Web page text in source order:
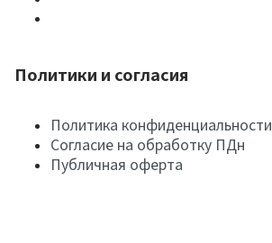
Политики и согласия
Политика конфиденциальности
Согласие на обработку ПДн
Публичная оферта